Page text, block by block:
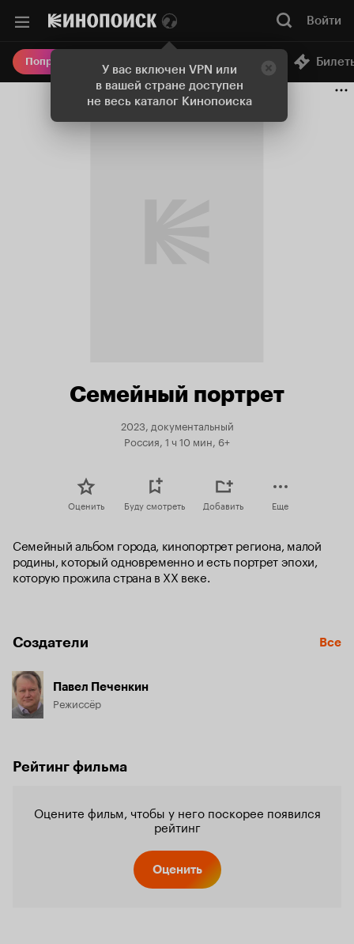
У вас включен VPN или
в вашей стране доступен
не весь каталог Кинопоиска
Войти
Попробовать Плюс Онлайн-кинотеатр
Семейный портрет
2023, документальный
Россия, 1 ч 10 мин, 6+
Оценить Буду смотреть Добавить Еще
Cемейный альбом города, кинопортрет региона, малой
родины, который одновременно и есть портрет эпохи,
которую прожила страна в ХХ веке.
Создатели Все
Павел Печенкин
Режиссёр
Рейтинг фильма
Оцените фильм, чтобы у него поскорее появился
рейтинг
Оценить